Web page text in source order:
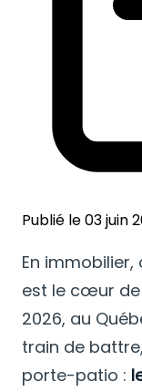
Publié le 03 juin
En
est le cœur de
2026, au
train de
porte-patio :